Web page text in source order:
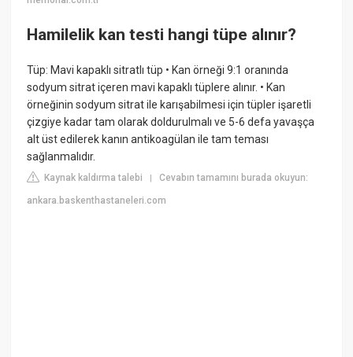
Hamilelik kan testi hangi tüpe alınır?
Tüp: Mavi kapaklı sitratlı tüp • Kan örneği 9:1 oranında
sodyum sitrat içeren mavi kapaklı tüplere alınır. • Kan
örneğinin sodyum sitrat ile karışabilmesi için tüpler işaretli
çizgiye kadar tam olarak doldurulmalı ve 5-6 defa yavaşça
alt üst edilerek kanın antikoagülan ile tam teması
sağlanmalıdır.
Kaynak kaldırma talebi |Cevabın tamamını burada okuyun:
ankara.baskenthastaneleri.com